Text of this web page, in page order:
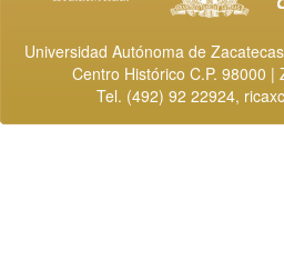
Universidad Autónoma de
Centro Histórico C.P. 98000 |
Tel. (492) 92 22924,